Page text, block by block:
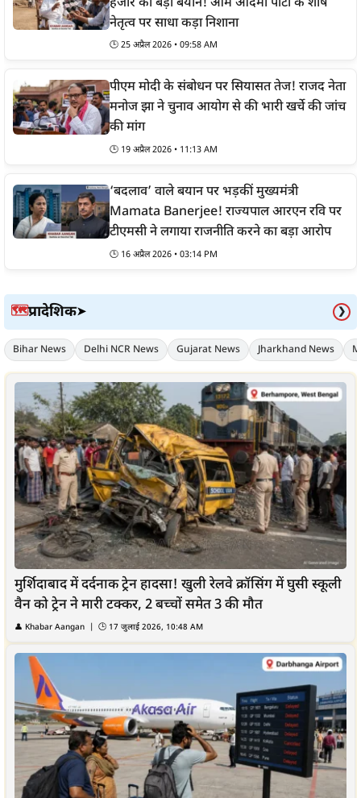
नेतृत्व पर साधा कड़ा निशाना
🕒 25 अप्रैल 2026 • 09:58 AM
पीएम मोदी के संबोधन पर सियासत तेज! राजद नेता
मनोज झा ने चुनाव आयोग से की भारी खर्चे की जांच
की मांग
🕒 19 अप्रैल 2026 • 11:13 AM
‘बदलाव’ वाले बयान पर भड़कीं मुख्यमंत्री
Mamata Banerjee! राज्यपाल आरएन रवि पर
टीएमसी ने लगाया राजनीति करने का बड़ा आरोप
🕒 16 अप्रैल 2026 • 03:14 PM
🗺️प्रादेशिक➤ ❯
Bihar News Delhi NCR News Gujarat News Jharkhand News
मुर्शिदाबाद में दर्दनाक ट्रेन हादसा! खुली रेलवे क्रॉसिंग में घुसी स्कूली
वैन को ट्रेन ने मारी टक्कर, 2 बच्चों समेत 3 की मौत
👤 Khabar Aangan | 🕒 17 जुलाई 2026, 10:48 AM